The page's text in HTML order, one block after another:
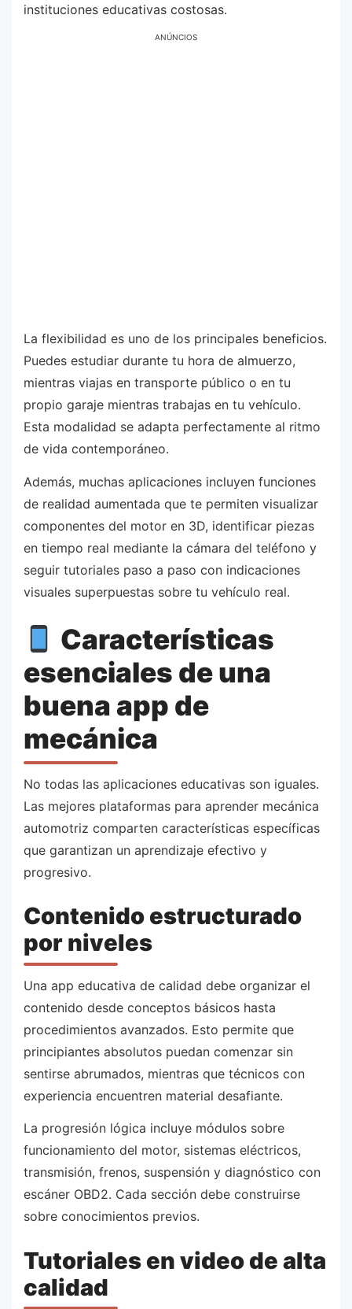
instituciones educativas costosas.
ANÚNCIOS
La flexibilidad es uno de los principales beneficios.
Puedes estudiar durante tu hora de almuerzo,
mientras viajas en transporte público o en tu
propio garaje mientras trabajas en tu vehículo.
Esta modalidad se adapta perfectamente al ritmo
de vida contemporáneo.
Además, muchas aplicaciones incluyen funciones
de realidad aumentada que te permiten visualizar
componentes del motor en 3D, identificar piezas
en tiempo real mediante la cámara del teléfono y
seguir tutoriales paso a paso con indicaciones
visuales superpuestas sobre tu vehículo real.
Características
esenciales de una
buena app de
mecánica
No todas las aplicaciones educativas son iguales.
Las mejores plataformas para aprender mecánica
automotriz comparten características específicas
que garantizan un aprendizaje efectivo y
progresivo.
Contenido estructurado
por niveles
Una app educativa de calidad debe organizar el
contenido desde conceptos básicos hasta
procedimientos avanzados. Esto permite que
principiantes absolutos puedan comenzar sin
sentirse abrumados, mientras que técnicos con
experiencia encuentren material desafiante.
La progresión lógica incluye módulos sobre
funcionamiento del motor, sistemas eléctricos,
transmisión, frenos, suspensión y diagnóstico con
escáner OBD2. Cada sección debe construirse
sobre conocimientos previos.
Tutoriales en video de alta
calidad